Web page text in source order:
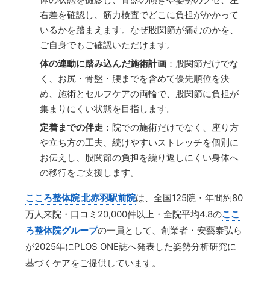
右差を確認し、筋力検査でどこに負担がかかって
いるかを踏まえます。なぜ股関節が痛むのかを、
ご自身でもご確認いただけます。
体の連動に踏み込んだ施術計画 ：股関節だけでな
く、お尻・骨盤・腰までを含めて優先順位を決
め、施術とセルフケアの両輪で、股関節に負担が
集まりにくい状態を目指します。
定着までの伴走 ：院での施術だけでなく、座り方
や立ち方の工夫、続けやすいストレッチを個別に
お伝えし、股関節の負担を繰り返しにくい身体へ
の移行をご支援します。
こころ整体院 北赤羽駅前院は、全国125院・年間約80
万人来院・口コミ20,000件以上・全院平均4.8のここ
ろ整体院グループの一員として、創業者・安藝泰弘ら
が2025年にPLOS ONE誌へ発表した姿勢分析研究に
基づくケアをご提供しています。